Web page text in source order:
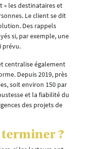
» les destinataires et
Le client se dit
Des rappels
si, par exemple, une
prévu.
centralise également
Depuis 2019, près
soit environ 150 par
et la fiabilité du
des projets de
terminer ?